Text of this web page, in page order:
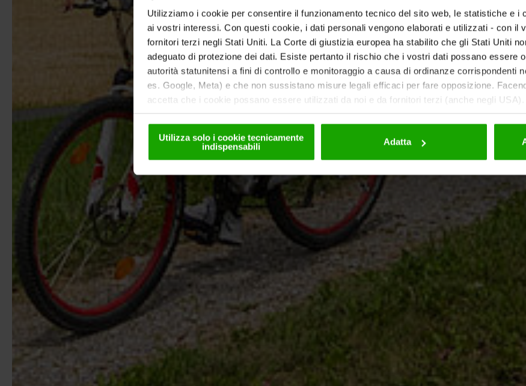
Utilizziamo i cookie per consentire il funzionamento tecnico del sito web, le statistiche e i
ai vostri interessi. Con questi cookie, i dati personali vengono elaborati e utilizzati - con il
fornitori terzi negli Stati Uniti. La Corte di giustizia europea ha stabilito che gli Stati Uniti
adeguato di protezione dei dati. Esiste pertanto il rischio che i vostri dati possano essere
autorità statunitensi a fini di controllo e monitoraggio a causa di ordinanze corrispondenti
es. Google, Meta) e che non sussistano misure legali efficaci per fare opposizione.
accetta che i cookie possano essere utilizzati da noi e da fornitori terzi (anche negli
Utilizza solo i cookie tecnicamente
indispensabili
Adatta